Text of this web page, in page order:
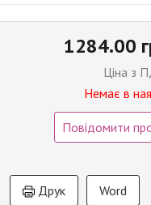
1284.00
Ціна з
Немає в
Повідомити
Друк Word